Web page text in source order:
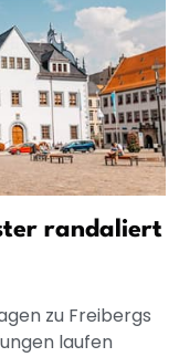
randaliert
zu Freibergs
laufen